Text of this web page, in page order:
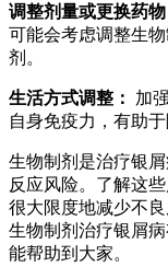
调整剂量或更换药物
可能会考虑调整生
剂。
生活方式调整：
加
自身免疫力，有助
生物制剂是治疗银
反应风险。了解这
很大限度地减少不
生物制剂治疗银屑
能帮助到大家。